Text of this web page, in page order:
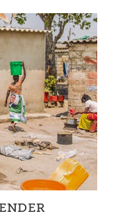
Situation an
wir die
in einer...